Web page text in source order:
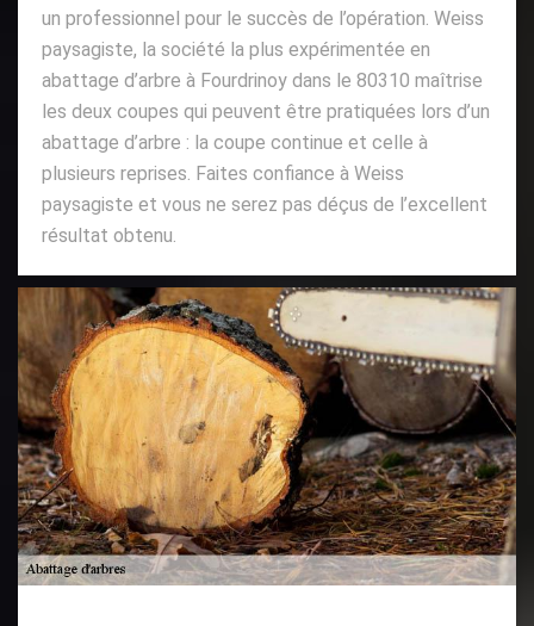
un professionnel pour le succès de l’opération. Weiss
paysagiste, la société la plus expérimentée en
abattage d’arbre à Fourdrinoy dans le 80310 maîtrise
les deux coupes qui peuvent être pratiquées lors d’un
abattage d’arbre : la coupe continue et celle à
plusieurs reprises. Faites confiance à Weiss
paysagiste et vous ne serez pas déçus de l’excellent
résultat obtenu.